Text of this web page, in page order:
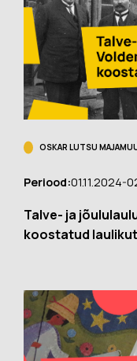
OSKAR LUTSU
Periood:01.11.2024-
Talve- ja
koostatud